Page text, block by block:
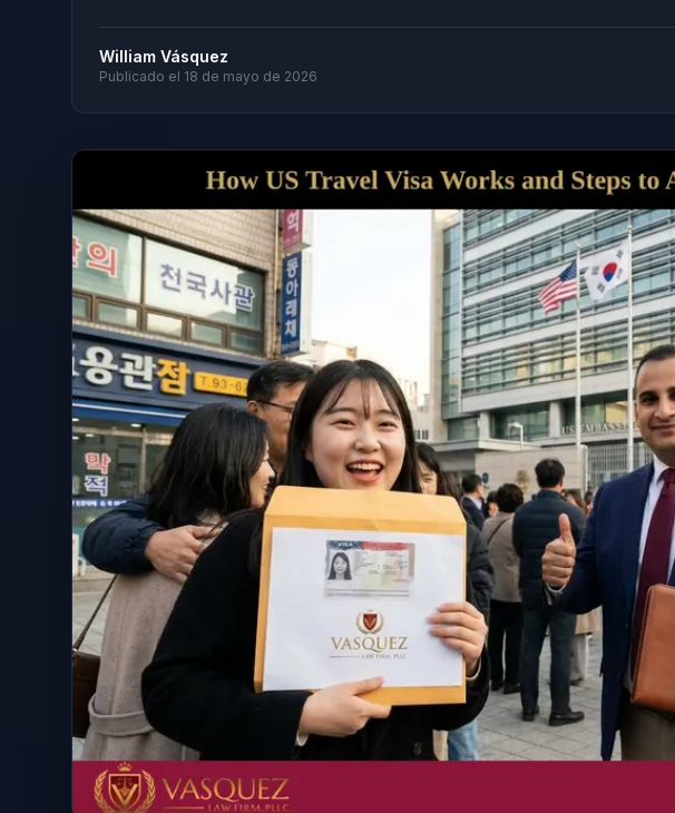
William Vásquez
Publicado el 18 de mayo de 2026